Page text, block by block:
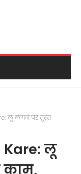
लू लगने पर तुरंत
Kare: लू